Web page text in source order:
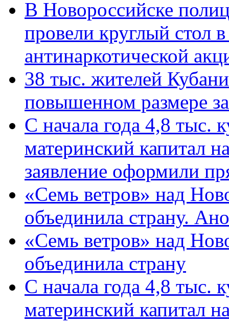
В Новороссийске
провели круглый стол
антинаркотической
38 тыс. жителей
повышенном размере
С начала года 4,8 тыс.
материнский капитал
заявление оформили
«Семь ветров» над
объединила страну.
«Семь ветров» над
объединила страну
С начала года 4,8 тыс.
материнский капитал